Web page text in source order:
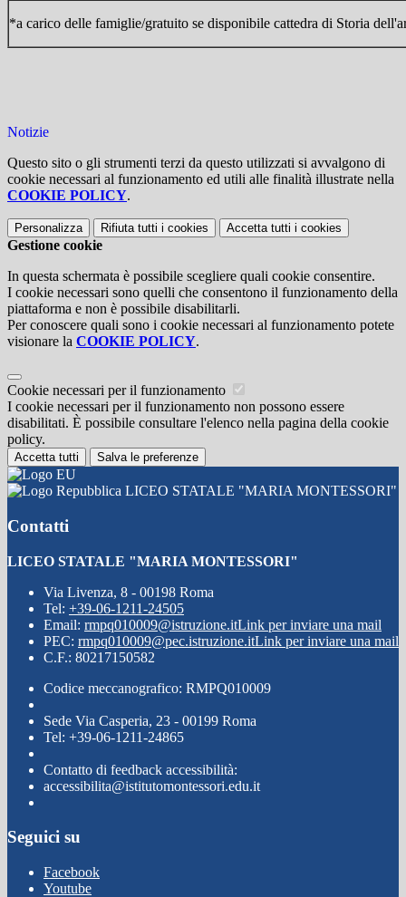
*a carico delle famiglie/gratuito se disponibile cattedra di Storia
Notizie
Questo sito o gli strumenti terzi da questo utilizzati si avvalgono di
cookie necessari al funzionamento ed utili alle finalità illustrate nella
COOKIE POLICY.
Personalizza Rifiuta tutti i cookies Accetta tutti i cookies
Gestione cookie
In questa schermata è possibile scegliere quali cookie consentire.
I cookie necessari sono quelli che consentono il funzionamento della
piattaforma e non è possibile disabilitarli.
Per conoscere quali sono i cookie necessari al funzionamento potete
visionare la COOKIE POLICY.
Cookie necessari per il funzionamento
I cookie necessari per il funzionamento non possono essere
disabilitati. È possibile consultare l'elenco nella pagina della cookie
policy.
Accetta tutti Salva le preferenze
LICEO STATALE "MARIA MONTESSORI"
Contatti
LICEO STATALE "MARIA MONTESSORI"
Via Livenza, 8 - 00198 Roma
Tel: +39-06-1211-24505
Email: rmpq010009@istruzione.itLink per inviare una mail
PEC: rmpq010009@pec.istruzione.itLink per inviare una mail
C.F.: 80217150582
Codice meccanografico: RMPQ010009
Sede Via Casperia, 23 - 00199 Roma
Tel: +39-06-1211-24865
Contatto di feedback accessibilità:
accessibilita@istitutomontessori.edu.it
Seguici su
Facebook
Youtube